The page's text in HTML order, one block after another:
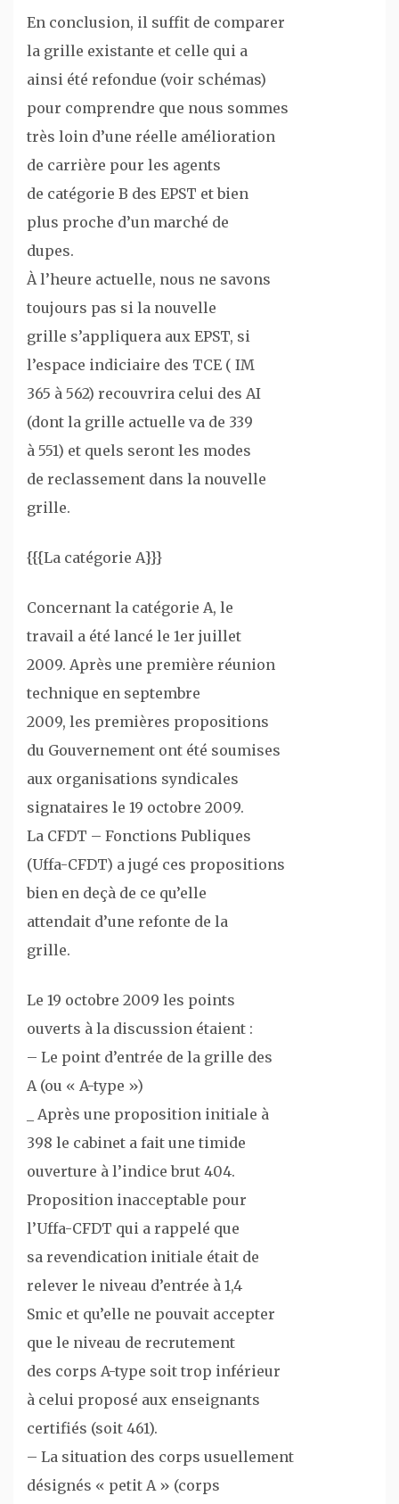
En conclusion, il suffit de comparer
la grille existante et celle qui a
ainsi été refondue (voir schémas)
pour comprendre que nous sommes
très loin d’une réelle amélioration
de carrière pour les agents
de catégorie B des EPST et bien
plus proche d’un marché de
dupes.
À l’heure actuelle, nous ne savons
toujours pas si la nouvelle
grille s’appliquera aux EPST, si
l’espace indiciaire des TCE ( IM
365 à 562) recouvrira celui des AI
(dont la grille actuelle va de 339
à 551) et quels seront les modes
de reclassement dans la nouvelle
grille.
{{{La catégorie A}}}
Concernant la catégorie A, le
travail a été lancé le 1er juillet
2009. Après une première réunion
technique en septembre
2009, les premières propositions
du Gouvernement ont été soumises
aux organisations syndicales
signataires le 19 octobre 2009.
La CFDT – Fonctions Publiques
(Uffa-CFDT) a jugé ces propositions
bien en deçà de ce qu’elle
attendait d’une refonte de la
grille.
Le 19 octobre 2009 les points
ouverts à la discussion étaient :
– Le point d’entrée de la grille des
A (ou « A-type »)
_ Après une proposition initiale à
398 le cabinet a fait une timide
ouverture à l’indice brut 404.
Proposition inacceptable pour
l’Uffa-CFDT qui a rappelé que
sa revendication initiale était de
relever le niveau d’entrée à 1,4
Smic et qu’elle ne pouvait accepter
que le niveau de recrutement
des corps A-type soit trop inférieur
à celui proposé aux enseignants
certifiés (soit 461).
– La situation des corps usuellement
désignés « petit A » (corps